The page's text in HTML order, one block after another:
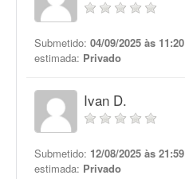
Submetido: 04/09/2025 às 11:20
estimada: Privado
Ivan D.
Submetido: 12/08/2025 às 21:59
estimada: Privado